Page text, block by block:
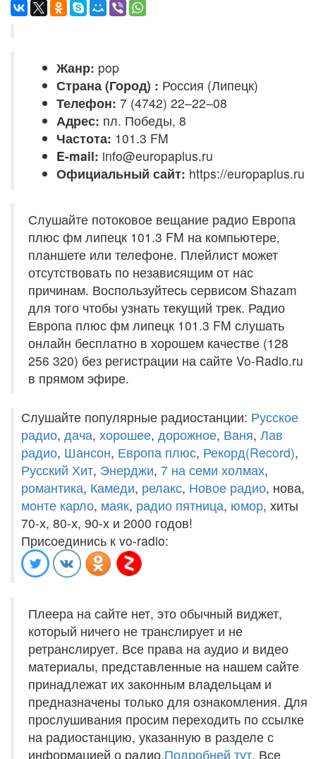
Жанр: pop
Страна (Город) : Россия (Липецк)
Телефон: 7 (4742) 22–22–08
Адрес: пл. Победы, 8
Частота: 101.3 FM
E-mail: info@europaplus.ru
Официальный сайт: https://europaplus.ru
Слушайте потоковое вещание радио Европа
плюс фм липецк 101.3 FM на компьютере,
планшете или телефоне. Плейлист может
отсутствовать по независящим от нас
причинам. Воспользуйтесь сервисом Shazam
для того чтобы узнать текущий трек. Радио
Европа плюс фм липецк 101.3 FM слушать
онлайн бесплатно в хорошем качестве (128
256 320) без регистрации на сайте Vo-Radio.ru
в прямом эфире.
Слушайте популярные радиостанции: Русское
радио, дача, хорошее, дорожное, Ваня, Лав
радио, Шансон, Европа плюс, Рекорд(Record),
Русский Хит, Энерджи, 7 на семи холмах,
романтика, Камеди, релакс, Новое радио, нова,
монте карло, маяк, радио пятница, юмор, хиты
70-х, 80-х, 90-х и 2000 годов!
Присоединись к vo-radio:
Плеера на сайте нет, это обычный виджет,
который ничего не транслирует и не
ретранслирует. Все права на аудио и видео
материалы, представленные на нашем сайте
принадлежат их законным владельцам и
предназначены только для ознакомления. Для
прослушивания просим переходить по ссылке
на радиостанцию, указанную в разделе с
информацией о радио.Подробней тут. Все